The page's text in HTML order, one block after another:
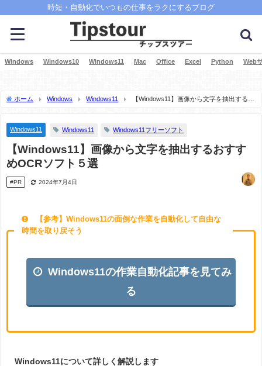
時短・自動化でいつもの仕事をラクにするブログ
Windows Windows10 Windows11 Mac Office Excel Python Web
ホーム Windows Windows11
【Windows11】画像から文字を抽出するお
Windows11 Windows11 Windows11フリーソフト
【Windows11】画像から文字を抽出するおすす
めOCRソフト５選
#PR 2024年7月4日
【参考】Windows11の面倒な作業を自動化して自由な
時間を取り戻そう
Windows11の作業自動化記事を見てみ
る
Windows11について詳しく解説します